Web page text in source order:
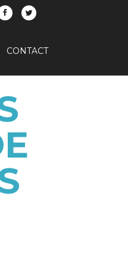
CONTACT